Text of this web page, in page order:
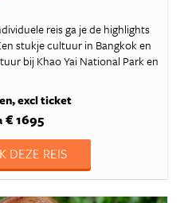
reis ga je de highlights
stukje cultuur in Bangkok en
bij Khao Yai National Park en
excl ticket
€ 1695
DEZE REIS